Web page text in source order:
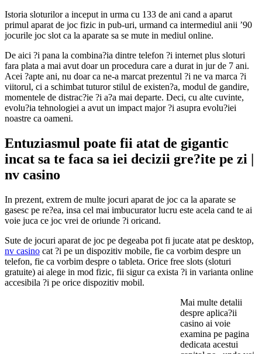
Istoria sloturilor a inceput in urma cu 133 de ani cand a aparut
primul aparat de joc fizic in pub-uri, urmand ca intermediul anii ’90
jocurile joc slot ca la aparate sa se mute in mediul online.
De aici ?i pana la combina?ia dintre telefon ?i internet plus sloturi
fara plata a mai avut doar un procedura care a durat in jur de 7 ani.
Acei ?apte ani, nu doar ca ne-a marcat prezentul ?i ne va marca ?i
viitorul, ci a schimbat tuturor stilul de existen?a, modul de gandire,
momentele de distrac?ie ?i a?a mai departe. Deci, cu alte cuvinte,
evolu?ia tehnologiei a avut un impact major ?i asupra evolu?iei
noastre ca oameni.
Entuziasmul poate fii atat de gigantic
incat sa te faca sa iei decizii gre?ite pe zi |
nv casino
In prezent, extrem de multe jocuri aparat de joc ca la aparate se
gasesc pe re?ea, insa cel mai imbucurator lucru este acela cand te ai
voie juca ce joc vrei de oriunde ?i oricand.
Sute de jocuri aparat de joc pe degeaba pot fi jucate atat pe desktop,
nv casino cat ?i pe un dispozitiv mobile, fie ca vorbim despre un
telefon, fie ca vorbim despre o tableta. Orice free slots (sloturi
gratuite) ai alege in mod fizic, fii sigur ca exista ?i in varianta online
accesibila ?i pe orice dispozitiv mobil.
Mai multe detalii
despre aplica?ii
casino ai voie
examina pe pagina
dedicata acestui